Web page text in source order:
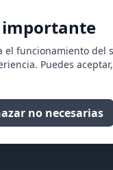
importante
el funcionamiento del
Puedes
no necesarias